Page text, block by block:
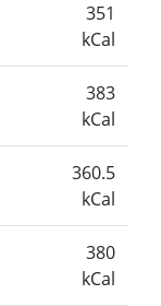
351
kCal
383
kCal
360.5
kCal
380
kCal